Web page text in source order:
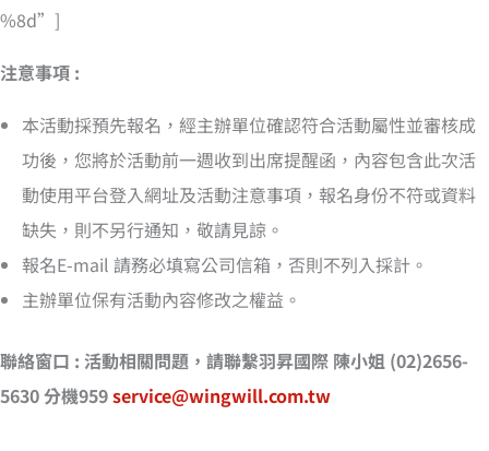
%8d”]
注意事項 :
本活動採預先報名，經主辦單位確認符合活動屬性並審核成
功後，您將於活動前一週收到出席提醒函，內容包含此次活
動使用平台登入網址及活動注意事項，報名身份不符或資料
缺失，則不另行通知，敬請見諒。
報名E-mail 請務必填寫公司信箱，否則不列入採計。
主辦單位保有活動內容修改之權益。
聯絡窗口 : 活動相關問題，請聯繫羽昇國際 陳小姐 (02)2656-
5630 分機959service@wingwill.com.tw